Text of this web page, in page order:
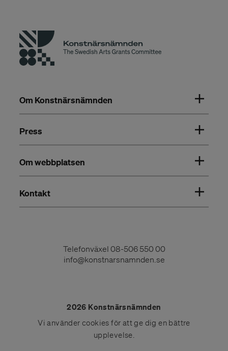
Om Konstnärsnämnden
Press
Om webbplatsen
Kontakt
Telefonväxel 08-506 550 00
info@konstnarsnamnden.se
2026 Konstnärsnämnden
Vi använder cookies för att ge dig en bättre
upplevelse.